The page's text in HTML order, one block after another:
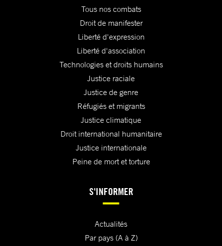
Tous nos combats
Droit de manifester
Liberté d'expression
Liberté d'association
Technologies et droits humains
Justice raciale
Justice de genre
Réfugiés et migrants
Justice climatique
Droit international humanitaire
Justice internationale
Peine de mort et torture
S'INFORMER
Actualités
Par pays (A à Z)